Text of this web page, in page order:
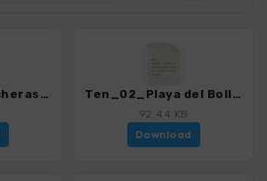
Ten_01_Las Lecheras.gpx Ten_02_Playa del Bollullo - Playa del Ancon.gpx
92.44 KB
Download